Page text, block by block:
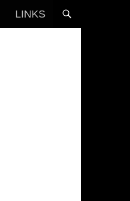
LINKS